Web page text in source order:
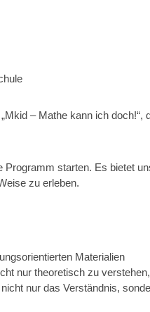
„Mkid – Mathe kann ich doch!“,
Programm starten. Es bietet
zu erleben.
Materialien
nur theoretisch zu verstehen,
nur das Verständnis,